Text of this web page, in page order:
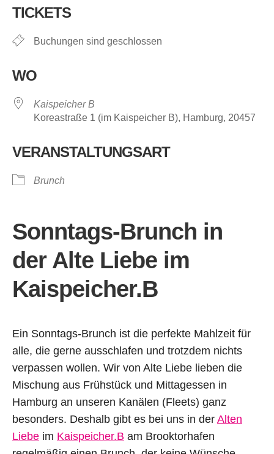
TICKETS
Buchungen sind geschlossen
WO
Kaispeicher B
Koreastraße 1 (im Kaispeicher B), Hamburg, 20457
VERANSTALTUNGSART
Brunch
Sonntags-Brunch in
der Alte Liebe im
Kaispeicher.B
Ein Sonntags-Brunch ist die perfekte Mahlzeit für
alle, die gerne ausschlafen und trotzdem nichts
verpassen wollen. Wir von Alte Liebe lieben die
Mischung aus Frühstück und Mittagessen in
Hamburg an unseren Kanälen (Fleets) ganz
besonders. Deshalb gibt es bei uns in der Alten
Liebe im Kaispeicher.B am Brooktorhafen